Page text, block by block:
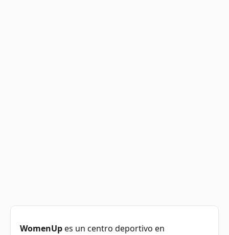
WomenUpes un centro deportivo en